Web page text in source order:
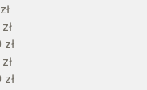
zł
zł